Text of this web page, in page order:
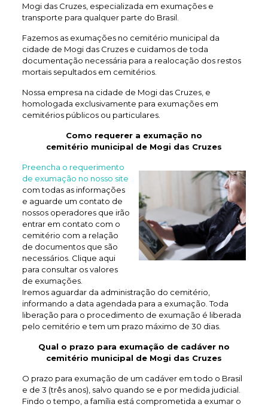
Mogi das Cruzes, especializada em exumações e
transporte para qualquer parte do Brasil.
Fazemos as exumações no cemitério municipal da
cidade de Mogi das Cruzes e cuidamos de toda
documentação necessária para a realocação dos restos
mortais sepultados em cemitérios.
Nossa empresa na cidade de Mogi das Cruzes, e
homologada exclusivamente para exumações em
cemitérios públicos ou particulares.
Como requerer a exumação no
cemitério municipal de Mogi das Cruzes
Preencha o requerimento
de exumação no nosso site
com todas as informações
e aguarde um contato de
nossos operadores que irão
entrar em contato com o
cemitério com a relação
de documentos que são
necessários. Clique aqui
para consultar os valores
de exumações.
Iremos aguardar da administração do cemitério,
informando a data agendada para a exumação. Toda
liberação para o procedimento de exumação é liberada
pelo cemitério e tem um prazo máximo de 30 dias.
Qual o prazo para exumação de cadáver no
cemitério municipal de Mogi das Cruzes
O prazo para exumação de um cadáver em todo o Brasil
e de 3 (três anos), salvo quando se e por medida judicial.
Findo o tempo, a família está comprometida a exumar o